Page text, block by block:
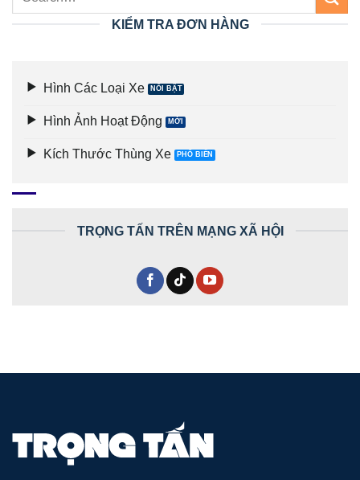
KIỂM TRA ĐƠN HÀNG
Hình Các Loại Xe
Hình Ảnh Hoạt Động
Kích Thước Thùng Xe
TRỌNG TẤN TRÊN MẠNG XÃ HỘI